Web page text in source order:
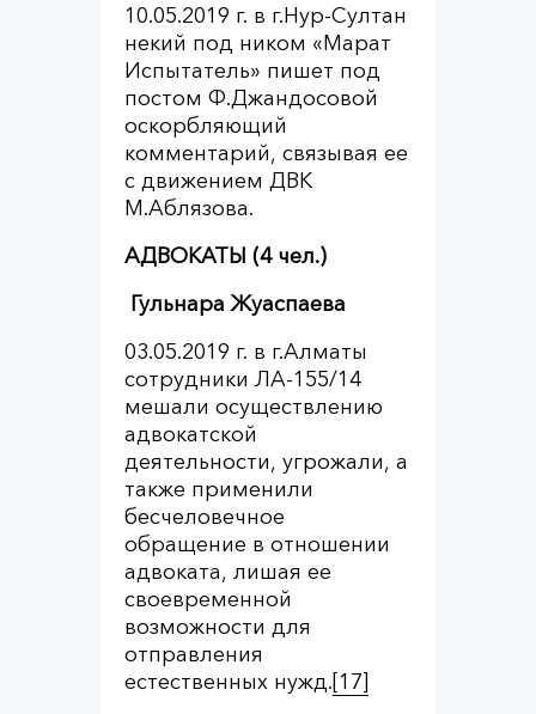
10.05.2019 г. в г.Нур-Султан
некий под ником «Марат
Испытатель» пишет под
постом Ф.Джандосовой
оскорбляющий
комментарий, связывая ее
с движением ДВК
М.Аблязова.
АДВОКАТЫ (4 чел.)
Гульнара Жуаспаева
03.05.2019 г. в г.Алматы
сотрудники ЛА-155/14
мешали осуществлению
адвокатской
деятельности, угрожали, а
также применили
бесчеловечное
обращение в отношении
адвоката, лишая ее
своевременной
возможности для
отправления
естественных нужд.[17]